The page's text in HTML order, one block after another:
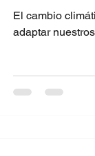
El cambio
adaptar